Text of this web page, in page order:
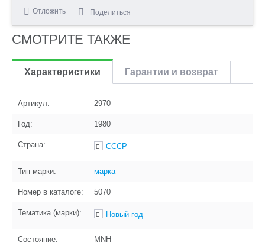
Отложить Поделиться
СМОТРИТЕ ТАКЖЕ
Характеристики Гарантии и возврат
Артикул: 2970
Год: 1980
Страна: СССР
Тип марки: марка
Номер в каталоге: 5070
Тематика (марки): Новый год
Состояние: MNH